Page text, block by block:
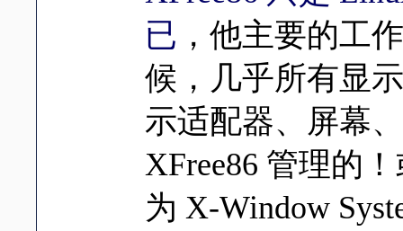
已 ，他主要的工
候，几乎所有显
示适配器、屏幕
XFree86 管理的
为 X-Window